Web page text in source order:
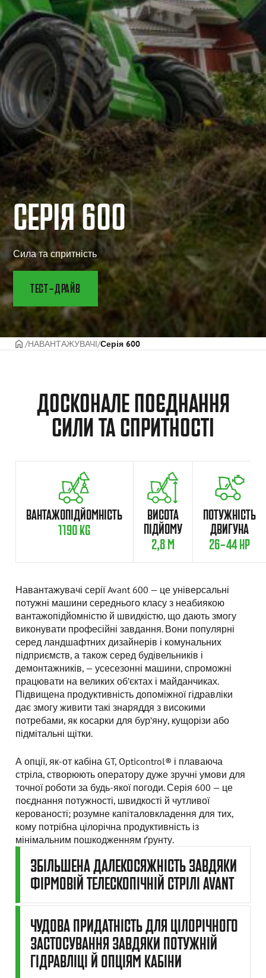
СЕРІЯ 600
Сила та спритність
ТЕСТ-ДРАЙВ
ГОЛОВНА СТОРІНКА
НАВАНТАЖУВАЧІ Серія 600
ДОСКОНАЛЕ ПОЄДНАННЯ
СИЛИ ТА СПРИТНОСТІ
ВАНТАЖОПІДЙОМНІСТЬ
1190 KG
ВИСОТА
ПІДЙОМУ
2,8 M
ПОТУЖНІСТЬ
ДВИГУНА
26-44 HP
Навантажувачі серії Avant 600 — це універсальні
потужні машини середнього класу з неабиякою
вантажопідйомністю й швидкістю, що дають змогу
виконувати професійні завдання. Вони популярні
серед ландшафтних дизайнерів і комунальних
підприємств, а також серед будівельників і
демонтажників, — усесезонні машини, спроможні
працювати на великих об’єктах і майданчиках.
Підвищена продуктивність допоміжної гідравліки
дає змогу живити такі знаряддя з високими
потребами, як косарки для бур’яну, кущорізи або
підмітальні щітки.
А опції, як-от кабіна GT, Opticontrol® і плаваюча
стріла, створюють оператору дуже зручні умови для
точної роботи за будь-якої погоди. Серія 600 — це
поєднання потужності, швидкості й чутливої
керованості; розумне капіталовкладення для тих,
кому потрібна цілорічна продуктивність із
мінімальним пошкодженням ґрунту.
ЗБІЛЬШЕНА ДАЛЕКОСЯЖНІСТЬ ЗАВДЯКИ
ФІРМОВІЙ ТЕЛЕСКОПІЧНІЙ СТРІЛІ AVANT
ЧУДОВА ПРИДАТНІСТЬ ДЛЯ ЦІЛОРІЧНОГО
ЗАСТОСУВАННЯ ЗАВДЯКИ ПОТУЖНІЙ
ГІДРАВЛІЦІ Й ОПЦІЯМ КАБІНИ